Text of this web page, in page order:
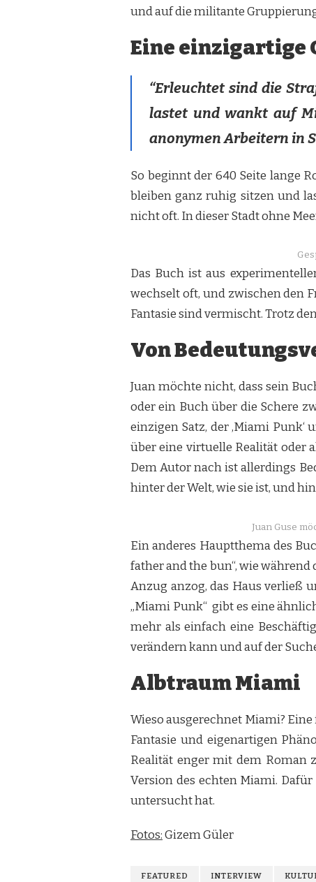
und auf die militante
Eine einzigartige
“Erleuchtet sind die
lastet und wankt auf
anonymen Arbeitern in
So beginnt der 640 Seite lange
bleiben ganz ruhig sitzen und
nicht oft. In dieser Stadt ohne
Das Buch ist aus
wechselt oft, und zwischen den
Fantasie sind vermischt. Trotz
Von
Juan möchte nicht, dass sein
oder ein Buch über die Schere
einzigen Satz, der ‚Miami
über eine virtuelle Realität oder
Dem Autor nach ist allerdings
hinter der Welt, wie sie ist, und
Juan Guse
Ein anderes Hauptthema des
father and the bun“, wie während
Anzug anzog, das Haus verließ
„Miami Punk“ gibt es eine
mehr als einfach eine
verändern kann und auf der
Albtraum Miami
Wieso ausgerechnet Miami?
Fantasie und eigenartigen
Realität enger mit dem Roman
Version des echten Miami.
untersucht hat.
Fotos:Gizem Güler
FEATURED INTERVIEW